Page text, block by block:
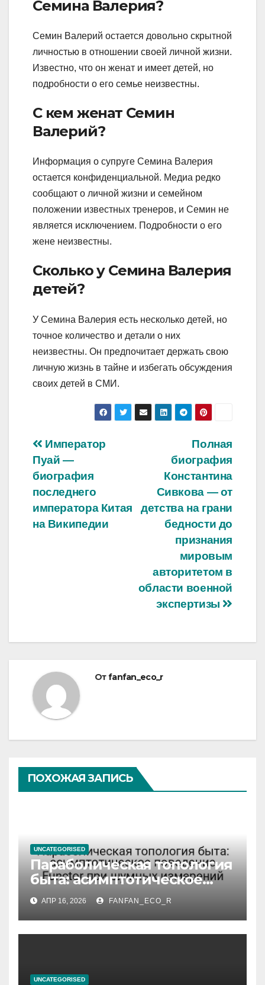
Семина Валерия?
Семин Валерий остается довольно скрытной
личностью в отношении своей личной жизни.
Известно, что он женат и имеет детей, но
подробности о его семье неизвестны.
С кем женат Семин
Валерий?
Информация о супруге Семина Валерия
остается конфиденциальной. Медиа редко
сообщают о личной жизни и семейном
положении известных тренеров, и Семин не
является исключением. Подробности о его
жене неизвестны.
Сколько у Семина Валерия
детей?
У Семина Валерия есть несколько детей, но
точное количество и детали о них
неизвестны. Он предпочитает держать свою
личную жизнь в тайне и избегать обсуждения
своих детей в СМИ.
Навигация
по
записям
Полная
биография
Константина
Сивкова — от
детства на грани
бедности до
признания
мировым
авторитетом в
области военной
экспертизы
Император
Пуай —
биография
последнего
императора Китая
на Википедии
Отfanfan_eco_r
ПОХОЖАЯ ЗАПИСЬ
UNCATEGORISED
Параболическая топология
быта: асимптотическое
поведение Functor при
шумных измерений
АПР 16, 2026 FANFAN_ECO_R
UNCATEGORISED